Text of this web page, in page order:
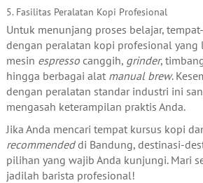
5. Fasilitas Peralatan Kopi Profesional
Untuk menunjang proses belajar,
dengan peralatan kopi profesional yang
mesin espressocanggih, grinder,
hingga berbagai alat manual brew.
dengan peralatan standar industri ini
mengasah keterampilan praktis Anda.
Jika Anda mencari tempat kursus kopi
recommendeddi Bandung, destinasi-
pilihan yang wajib Anda kunjungi. Mari
jadilah barista profesional!